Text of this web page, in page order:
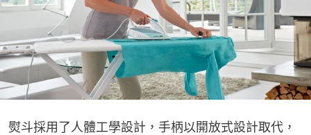
熨斗採用了人體工學設計，手柄以開放式設計取代，